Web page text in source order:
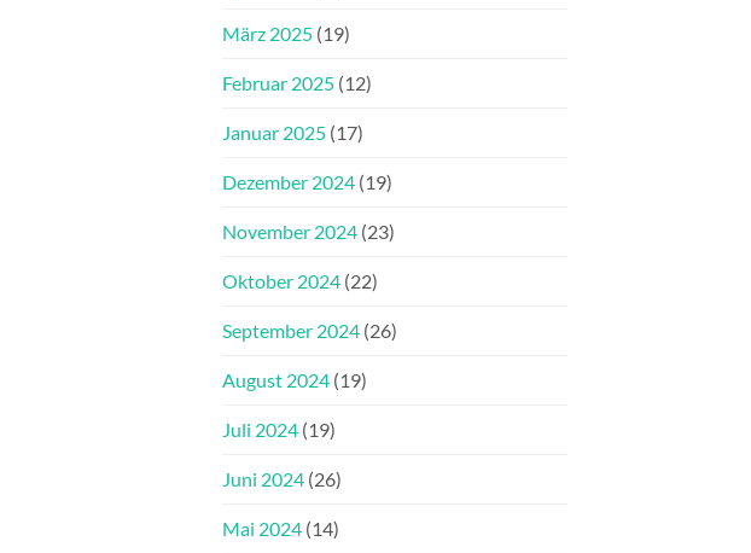
März 2025 (19)
Februar 2025 (12)
Januar 2025 (17)
Dezember 2024 (19)
November 2024 (23)
Oktober 2024 (22)
September 2024 (26)
August 2024 (19)
Juli 2024 (19)
Juni 2024 (26)
Mai 2024 (14)